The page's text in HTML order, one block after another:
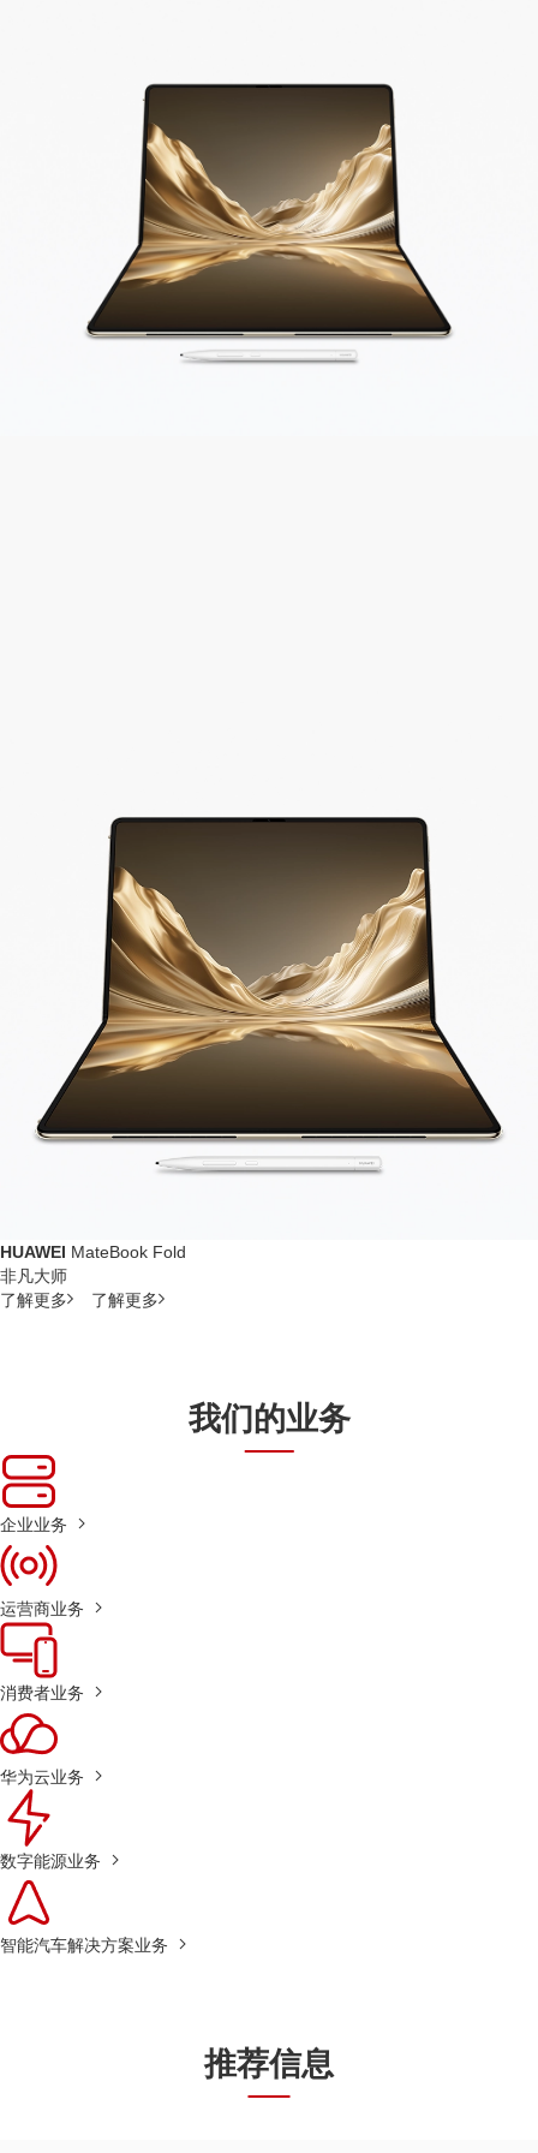
HUAWEI MateBook Fold
非凡大师
了解更多
了解更多
我们的业务
企业业务
运营商业务
消费者业务
华为云业务
数字能源业务
智能汽车解决方案业务
推荐信息